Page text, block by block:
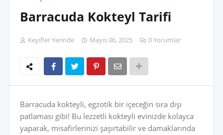
Barracuda Kokteyl Tarifi
Keyifler Yerinde Mayıs 06, 2025 0 Yorumlar
Barracuda kokteyli, egzotik bir içeceğin sıra dışı
patlaması gibi! Bu lezzetli kokteyli evinizde kolayca
yaparak, misafirlerinizi şaşırtabilir ve damaklarında